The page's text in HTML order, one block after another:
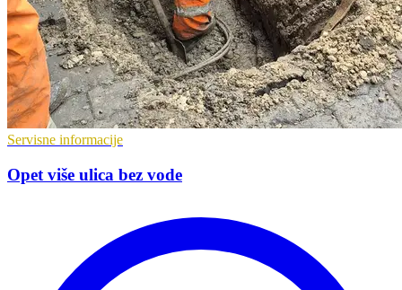
Servisne informacije
Opet više ulica bez vode